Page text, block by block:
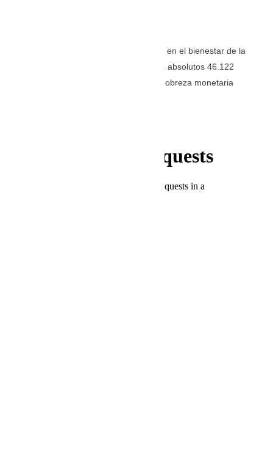
Esta disminución representa un avance en el bienestar de la
población, significando que en términos absolutos 46.122
personas lograron superar la línea de pobreza monetaria